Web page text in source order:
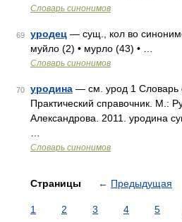
Словарь синонимов
69 уродец — сущ., кол во
муйло (2) • мурло (43) • …
Словарь синонимов
70 уродина — см. урод 1 Словарь
Практический справочник. М.:
Александрова. 2011. уродина
Словарь синонимов
Страницы ← Предыдущая
1 2 3 4 5